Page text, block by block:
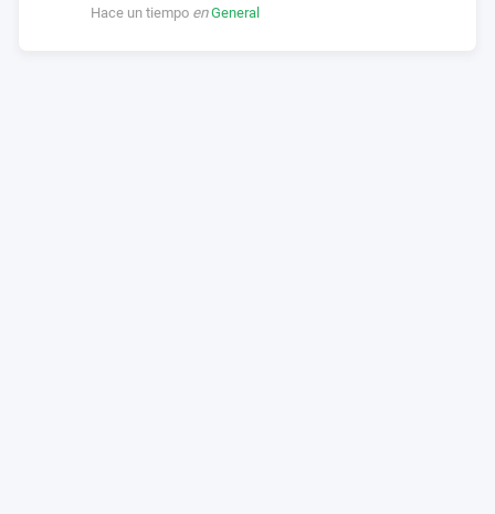
Hace un tiempo enGeneral